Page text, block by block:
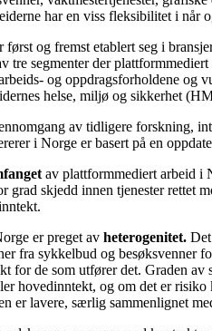
har en viss fleksibilitet i når
først og fremst etablert seg i
tre segmenter der
og oppdragsforholdene og
helse, miljø og sikkerhet
av tidligere forskning,
i Norge er basert på en
av plattformmediert arbeid i
grad skjedd innen tjenester rettet
er preget av heterogenitet.
fra sykkelbud og besøksvenner
for de som utfører det. Graden av
hovedinntekt, og om det er
er lavere, særlig sammenlignet